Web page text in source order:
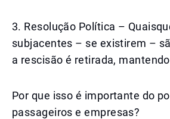
3. Resolução Política –
subjacentes – se existirem –
a rescisão é retirada,
Por que isso é importante do
passageiros e empresas?